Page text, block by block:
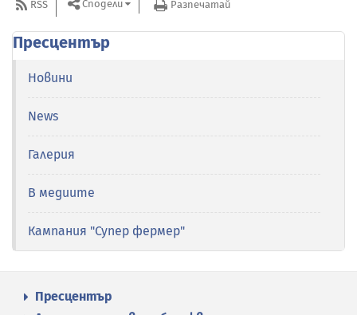
RSS Сподели Разпечатай
Пресцентър
Новини
News
Галерия
В медиите
Кампания "Супер фермер"
Пресцентър